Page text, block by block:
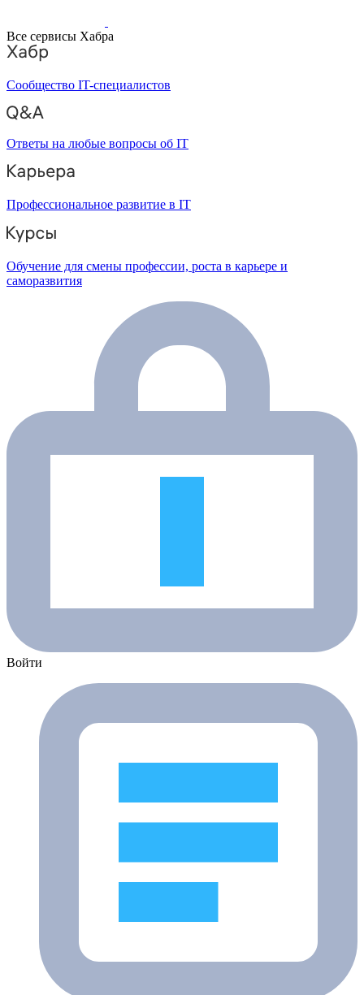
Все сервисы Хабра
Сообщество IT-специалистов
Ответы на любые вопросы об IT
Профессиональное развитие в IT
Обучение для смены профессии, роста в карьере и
саморазвития
Войти